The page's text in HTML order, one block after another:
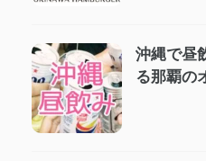
沖縄で昼
る那覇の